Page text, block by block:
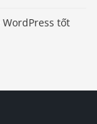
tốt